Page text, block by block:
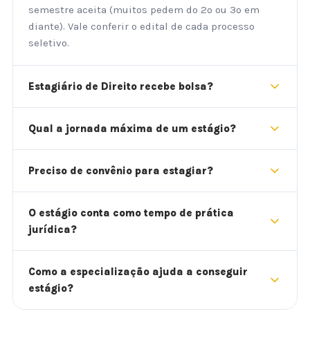
semestre aceita (muitos pedem do 2º ou 3º em
diante). Vale conferir o edital de cada processo
seletivo.
Estagiário de Direito recebe bolsa?
Qual a jornada máxima de um estágio?
Preciso de convênio para estagiar?
O estágio conta como tempo de prática
jurídica?
Como a especialização ajuda a conseguir
estágio?